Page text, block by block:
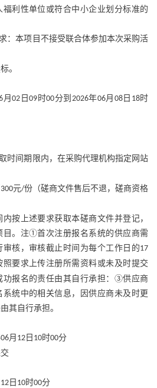
福利性单位或符合中小企业划分标准的
：本项目不接受联合体参加本次采购活
。
月 02 日 09 时00分到 2026年06月 08日 18时
时间期限内，在采购代理机构指定网站
300元/份（磋商文件售后不退，磋商资格
按上述要求获取本磋商文件并登记，
目。注①首次注册报名系统的供应商需
核，审核截止时间为每个工作日的17
要求上传注册所需资料或未及时提交
功报名的责任由其自行承担：③供应商
系统中的相关信息，因供应商未及时更
其自行承担。
06月 12 日 10时00分
12 日 10时00分